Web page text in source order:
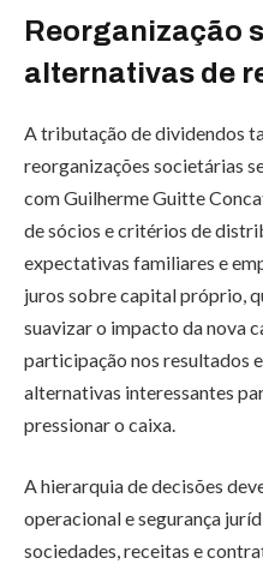
Reorganização
alternativas de
A tributação de dividendos
reorganizações societárias
com Guilherme Guitte
de sócios e critérios de
expectativas familiares e
juros sobre capital próprio,
suavizar o impacto da nova
participação nos resultados
alternativas interessantes
pressionar o caixa.
A hierarquia de decisões
operacional e segurança
sociedades, receitas e